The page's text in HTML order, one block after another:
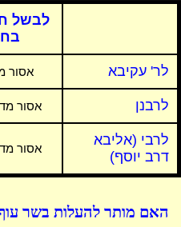
לבשל
לר' עקיבא אסור
לרבנן אסור
לרבי (אליבא
דרב יוסף)
אסור
האם מותר להעלות בשר